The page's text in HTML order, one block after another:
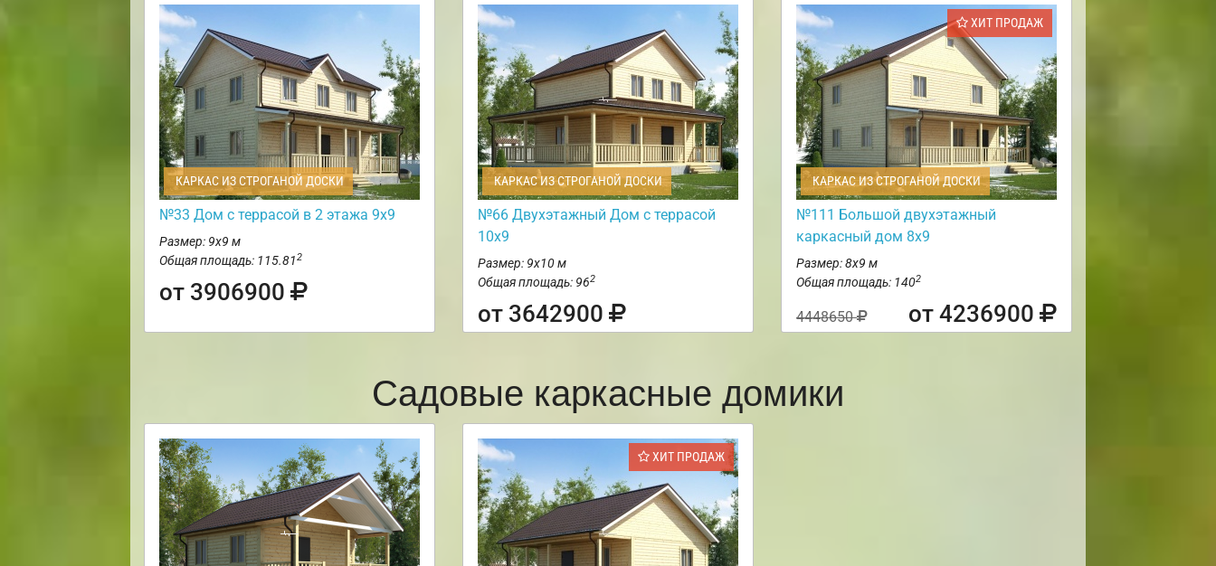
КАРКАС ИЗ СТРОГАНОЙ ДОСКИ
№33 Дом с террасой в 2 этажа 9х9
Размер: 9х9 м
Общая площадь: 115.812
от 3906900
КАРКАС ИЗ СТРОГАНОЙ ДОСКИ
№66 Двухэтажный Дом с террасой
10х9
Размер: 9х10 м
Общая площадь: 962
от 3642900
ХИТ ПРОДАЖ
КАРКАС ИЗ СТРОГАНОЙ ДОСКИ
№111 Большой двухэтажный
каркасный дом 8х9
Размер: 8х9 м
Общая площадь: 1402
4448650 от 4236900
Садовые каркасные домики
ХИТ ПРОДАЖ